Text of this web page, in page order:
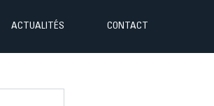
ACTUALITÉS CONTACT